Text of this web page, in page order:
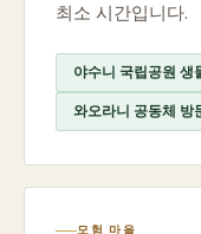
최소 시간입니다.
야수니 국립공원 생
와오라니 공동체 방
모험 마을